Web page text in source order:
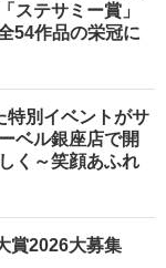
ステサミー賞」
54作品の栄冠に
特別イベントがサ
ベル銀座店で開
く～笑顔あふれ
賞2026大募集